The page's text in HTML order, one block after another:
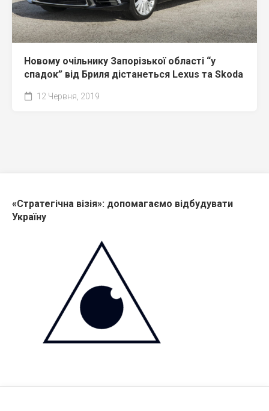
Новому очільнику Запорізької області “у
спадок” від Бриля дістанеться Lexus та Skoda
12 Червня, 2019
«Стратегічна візія»: допомагаємо відбудувати
Україну